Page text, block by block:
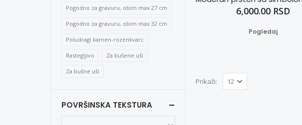
6,000.00 RSD
Pogledaj
Prikaži:
Pogodno za gravuru, obim max 27 cm
Pogodno za gravuru, obim max 32 cm
Poludragi kamen-rozenkvarc
Rastegljivo Za bušene uši
Za bušne uši
POVRŠINSKA TEKSTURA